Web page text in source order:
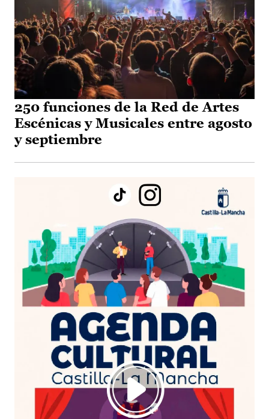
250 funciones de la Red de Artes
Escénicas y Musicales entre agosto
y septiembre